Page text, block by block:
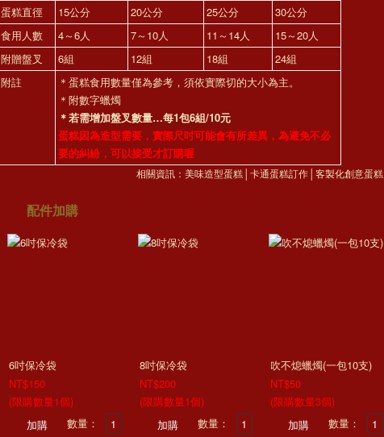
蛋糕直徑
15公分 20公分 25公分
30公分
食用人數
4～6人 7～10人 11～14人
15～20人
附贈盤叉
6組 12組 18組
24組
附註
＊蛋糕食用數量僅為參考，須依實際切的大小為主。
＊附數字蠟燭
＊若需增加盤叉數量…每1包6組/10元
蛋糕因為造型需要，實際尺吋可能會有所差異，為避免不必
要的糾紛，可以接受才訂購喔
相關資訊： 美味造型蛋糕 卡通蛋糕訂作 客製化創意蛋糕
配件加購
6吋保冷袋
NT$150
(限購數量1個)
數量：
8吋保冷袋
NT$200
(限購數量1個)
數量：
吹不熄蠟燭(一包10支)
NT$50
(限購數量3個)
數量：